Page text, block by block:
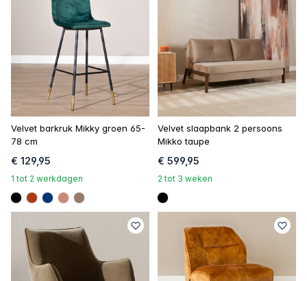
Velvet barkruk Mikky groen 65-
78 cm
€ 129,95
1 tot 2 werkdagen
#000000
#ac3c17
#073475
#c98a78
#967b6a
Velvet slaapbank 2 persoons
Mikko taupe
€ 599,95
2 tot 3 weken
#000000